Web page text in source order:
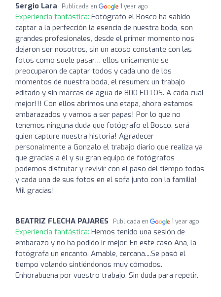
Sergio Lara Publicada en 1 year ago
Experiencia fantástica: Fotógrafo el Bosco ha sabido
captar a la perfección la esencia de nuestra boda, son
grandes profesionales, desde el primer momento nos
dejaron ser nosotros, sin un acoso constante con las
fotos como suele pasar… ellos unicamente se
preocuparon de captar todos y cada uno de los
momentos de nuestra boda, el resumen: un trabajo
editado y sin marcas de agua de 800 FOTOS. A cada cual
mejor!!! Con ellos abrimos una etapa, ahora estamos
embarazados y vamos a ser papas! Por lo que no
tenemos ninguna duda que fotógrafo el Bosco, será
quien capture nuestra historia! Agradecer
personalmente a Gonzalo el trabajo diario que realiza ya
que gracias a él y su gran equipo de fotógrafos
podemos disfrutar y revivir con el paso del tiempo todas
y cada una de sus fotos en el sofa junto con la familia!
Mil gracias!
BEATRIZ FLECHA PAJARES Publicada en 1 year ago
Experiencia fantástica: Hemos tenido una sesión de
embarazo y no ha podido ir mejor. En este caso Ana, la
fotógrafa un encanto. Amable, cercana....Se pasó el
tiempo volando sintiéndonos muy cómodos.
Enhorabuena por vuestro trabajo. Sin duda para repetir.